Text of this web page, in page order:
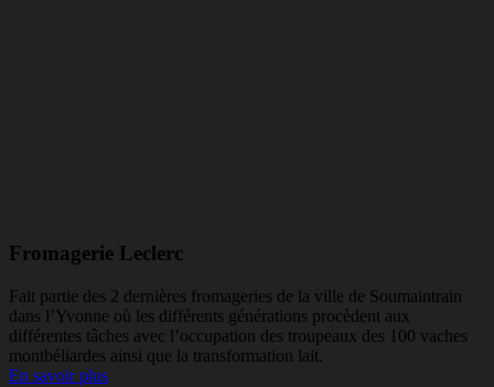
Fromagerie Leclerc
Fait partie des 2 dernières fromageries de la ville de Soumaintrain
dans l’Yvonne où les différents générations procèdent aux
différentes tâches avec l’occupation des troupeaux des 100 vaches
montbéliardes ainsi que la transformation lait.
En savoir plus